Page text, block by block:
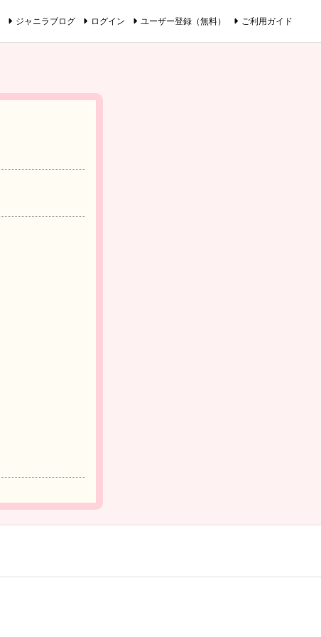
ジャニラブログ ログイン ユーザー登録（無料） ご利用ガイド